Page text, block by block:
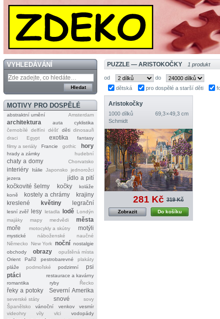
VYHLEDÁVÁNÍ
MOTIVY PRO DOSPĚLÉ
abstraktní umění Amsterdam
architektura auta
cyklistika
černobílé
delfíni déšť děti dinosauři
draci
Egypt exotika
fantasy
filmy a seriály
Francie gothic hory
hrady a zámky hudební
chaty a domy Chorvatsko
interiéry Itálie Japonsko
jednorožci
jezera
jídlo a pití
kočkovité šelmy
kočky
koláže
koně
kostely a chrámy
krajiny
kreslené
květiny legrační
lesní zvěř lesy letadla lodě Londýn
majáky
mapy medvědi
města
moře
motocykly a skútry motýli
mystické náboženské
naučné
Německo
New York noční nostalgie
obchody
obrazy
opuštěná místa
Orient
Paříž pestrobarevné
plakáty
pláže
podmořské podzimní
psi
ptáci
restaurace a kavárny
romantika
ryby Řecko
řeky a potoky Severní Amerika
severské státy snové
sovy
Španělsko
vánoční venkov
vesmír
videohry
víly vlci vodopády
PUZZLE — ARISTOKOČKY 1 produkt
od
do
dětská
pro dospělé a starší děti
Aristokočky
1000 dílků
69,3 × 49,3 cm
Schmidt
281 Kč 319 Kč
Do košíku
Zobrazit